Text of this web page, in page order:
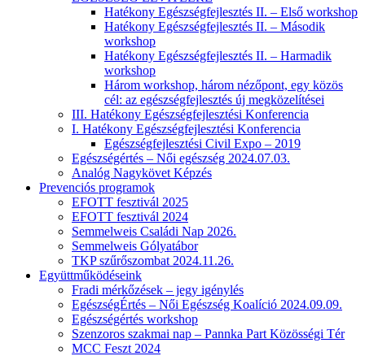
Hatékony Egészségfejlesztés II. – Első workshop
Hatékony Egészségfejlesztés II. – Második
workshop
Hatékony Egészségfejlesztés II. – Harmadik
workshop
Három workshop, három nézőpont, egy közös
cél: az egészségfejlesztés új megközelítései
III. Hatékony Egészségfejlesztési Konferencia
I. Hatékony Egészségfejlesztési Konferencia
Egészségfejlesztési Civil Expo – 2019
Egészségértés – Női egészség 2024.07.03.
Analóg Nagykövet Képzés
Prevenciós programok
EFOTT fesztivál 2025
EFOTT fesztivál 2024
Semmelweis Családi Nap 2026.
Semmelweis Gólyatábor
TKP szűrőszombat 2024.11.26.
Együttműködéseink
Fradi mérkőzések – jegy igénylés
EgészségÉrtés – Női Egészség Koalíció 2024.09.09.
Egészségértés workshop
Szenzoros szakmai nap – Pannka Part Közösségi Tér
MCC Feszt 2024